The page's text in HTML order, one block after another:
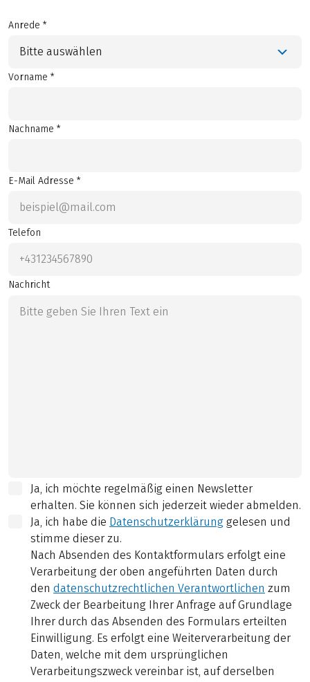
Anrede *
Bitte auswählen
Vorname *
Nachname *
E-Mail Adresse *
Telefon
Nachricht
Ja, ich möchte regelmäßig einen Newsletter
erhalten. Sie können sich jederzeit wieder abmelden.
Ja, ich habe die Datenschutzerklärung gelesen und
stimme dieser zu.
Nach Absenden des Kontaktformulars erfolgt eine
Verarbeitung der oben angeführten Daten durch
den datenschutzrechtlichen Verantwortlichen zum
Zweck der Bearbeitung Ihrer Anfrage auf Grundlage
Ihrer durch das Absenden des Formulars erteilten
Einwilligung. Es erfolgt eine Weiterverarbeitung der
Daten, welche mit dem ursprünglichen
Verarbeitungszweck vereinbar ist, auf derselben